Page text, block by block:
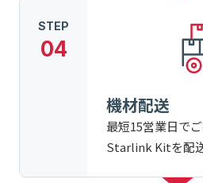
STEP
04
機材配送
最短15営業日で
Starlink Kitを配送